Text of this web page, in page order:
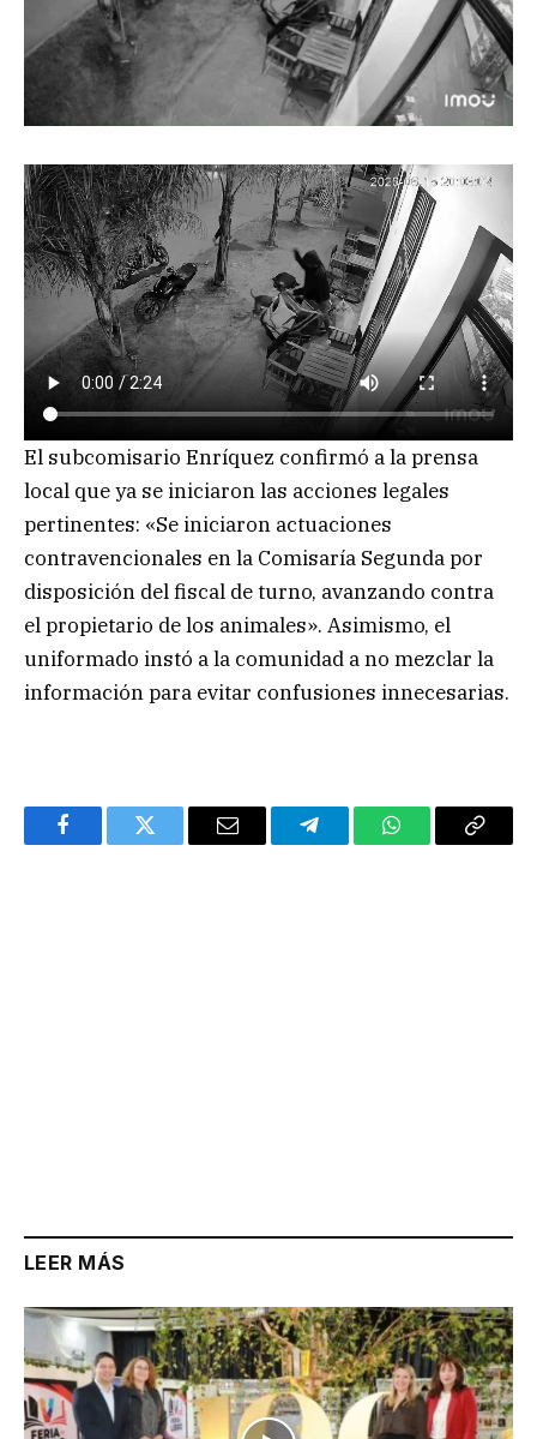
El subcomisario Enríquez confirmó a la prensa
local que ya se iniciaron las acciones legales
pertinentes: «Se iniciaron actuaciones
contravencionales en la Comisaría Segunda por
disposición del fiscal de turno, avanzando contra
el propietario de los animales». Asimismo, el
uniformado instó a la comunidad a no mezclar la
información para evitar confusiones innecesarias.
FacebookTwitter Email TelegramWhatsAppCopy
LEER MÁS